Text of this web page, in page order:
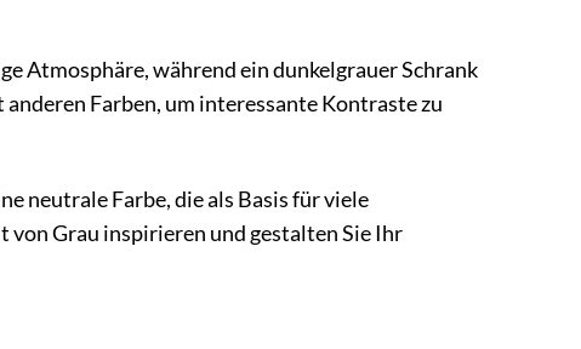
Atmosphäre, während ein dunkelgrauer Schrank
Farben, um interessante Kontraste zu
neutrale Farbe, die als Basis für viele
von Grau inspirieren und gestalten Sie Ihr